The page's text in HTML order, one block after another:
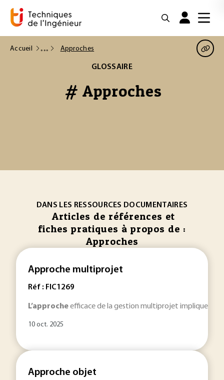
Accueil Approches
GLOSSAIRE
# Approches
DANS LES RESSOURCES DOCUMENTAIRES
Articles de références et
fiches pratiques à propos de :
Approches
Approche multiprojet
Réf : FIC1269
L’approcheefficace de la gestion multiprojet implique
10 oct. 2025
Approche objet